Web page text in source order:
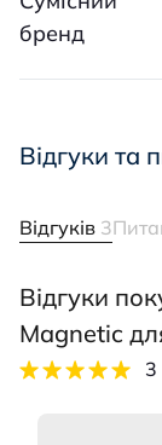
бренд
Відгуки та
Відгуків 3
Відгуки
Magnetic
3